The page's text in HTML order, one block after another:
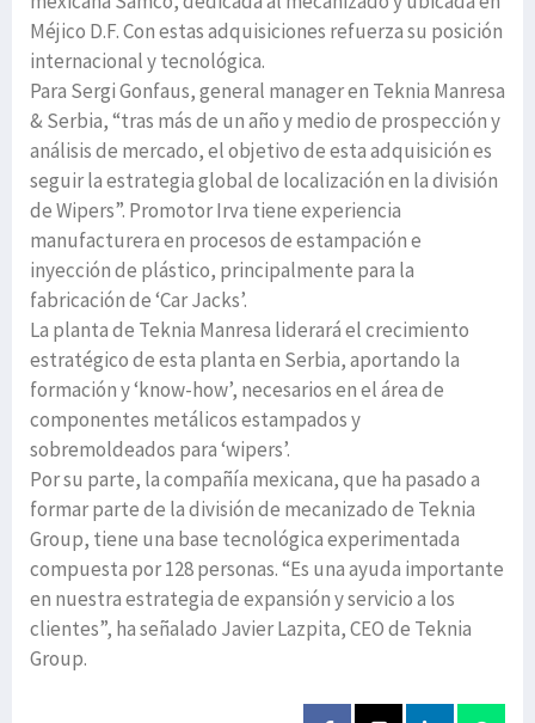
Méjico D.F. Con estas adquisiciones refuerza su posición
internacional y tecnológica.
Para Sergi Gonfaus, general manager en Teknia Manresa
& Serbia, “tras más de un año y medio de prospección y
análisis de mercado, el objetivo de esta adquisición es
seguir la estrategia global de localización en la división
de Wipers”. Promotor Irva tiene experiencia
manufacturera en procesos de estampación e
inyección de plástico, principalmente para la
fabricación de ‘Car Jacks’.
La planta de Teknia Manresa liderará el crecimiento
estratégico de esta planta en Serbia, aportando la
formación y ‘know-how’, necesarios en el área de
componentes metálicos estampados y
sobremoldeados para ‘wipers’.
Por su parte, la compañía mexicana, que ha pasado a
formar parte de la división de mecanizado de Teknia
Group, tiene una base tecnológica experimentada
compuesta por 128 personas. “Es una ayuda importante
en nuestra estrategia de expansión y servicio a los
clientes”, ha señalado Javier Lazpita, CEO de Teknia
Group.